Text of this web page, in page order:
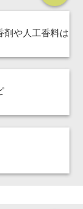
剤や人工香料は